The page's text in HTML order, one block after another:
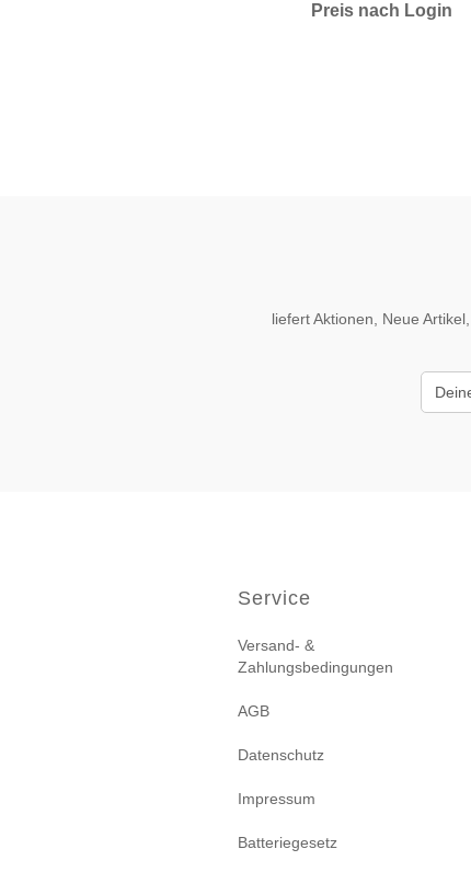
Preis nach Login
liefert Aktionen, Neue
Service
Versand- &
Zahlungsbedingungen
AGB
Datenschutz
Impressum
Batteriegesetz